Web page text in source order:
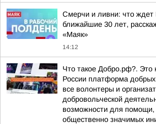
Смерчи и ливни: что ждет
ближайшие 30 лет,
«Маяк»
14:12
Что такое Добро.рф?. Это
России платформа
все волонтеры и
добровольческой
возможности для
общественно значимых